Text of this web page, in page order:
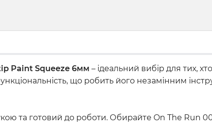
Paint Squeeze 6мм – ідеальний вибір для тих,
що робить його незамінним
та готовий до роботи. Обирайте On The Run